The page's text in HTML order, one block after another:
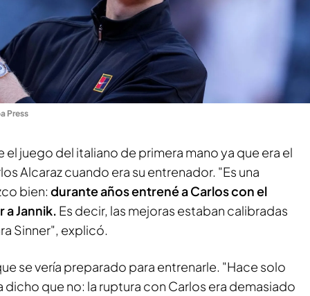
Press
juego del italiano de primera mano ya que era el
Alcaraz cuando era su entrenador. "Es una
bien: durante años entrené a Carlos con el
Jannik. Es decir, las mejoras estaban calibradas
Sinner", explicó.
se vería preparado para entrenarle. "Hace solo
dicho que no: la ruptura con Carlos era demasiado